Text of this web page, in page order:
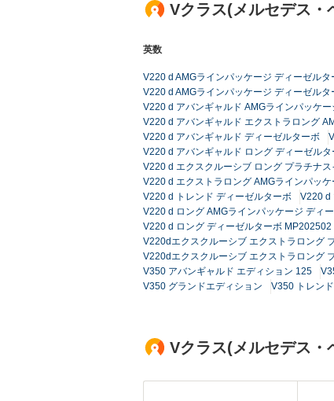
Vクラス(メルセデス・
英数
V220 d AMGラインパッケージ ディーゼルタ
V220 d AMGラインパッケージ ディーゼル
V220 d アバンギャルド AMGラインパッケ
V220 d アバンギャルド エクストラロング
V220 d アバンギャルド ディーゼルターボ
V220 d アバンギャルド ロング ディーゼルタ
V220 d エクスクルーシブ ロング プラチナ
V220 d エクストラロング AMGラインパッ
V220 d トレンド ディーゼルターボ
V220 d
V220 d ロング AMGラインパッケージ ディ
V220 d ロング ディーゼルターボ MP202502
V220dエクスクルーシブ エクストラロング
V220dエクスクルーシブ エクストラロング
V350 アバンギャルド エディション 125
V350 グランドエディション
V350 トレンド
Vクラス(メルセデス・